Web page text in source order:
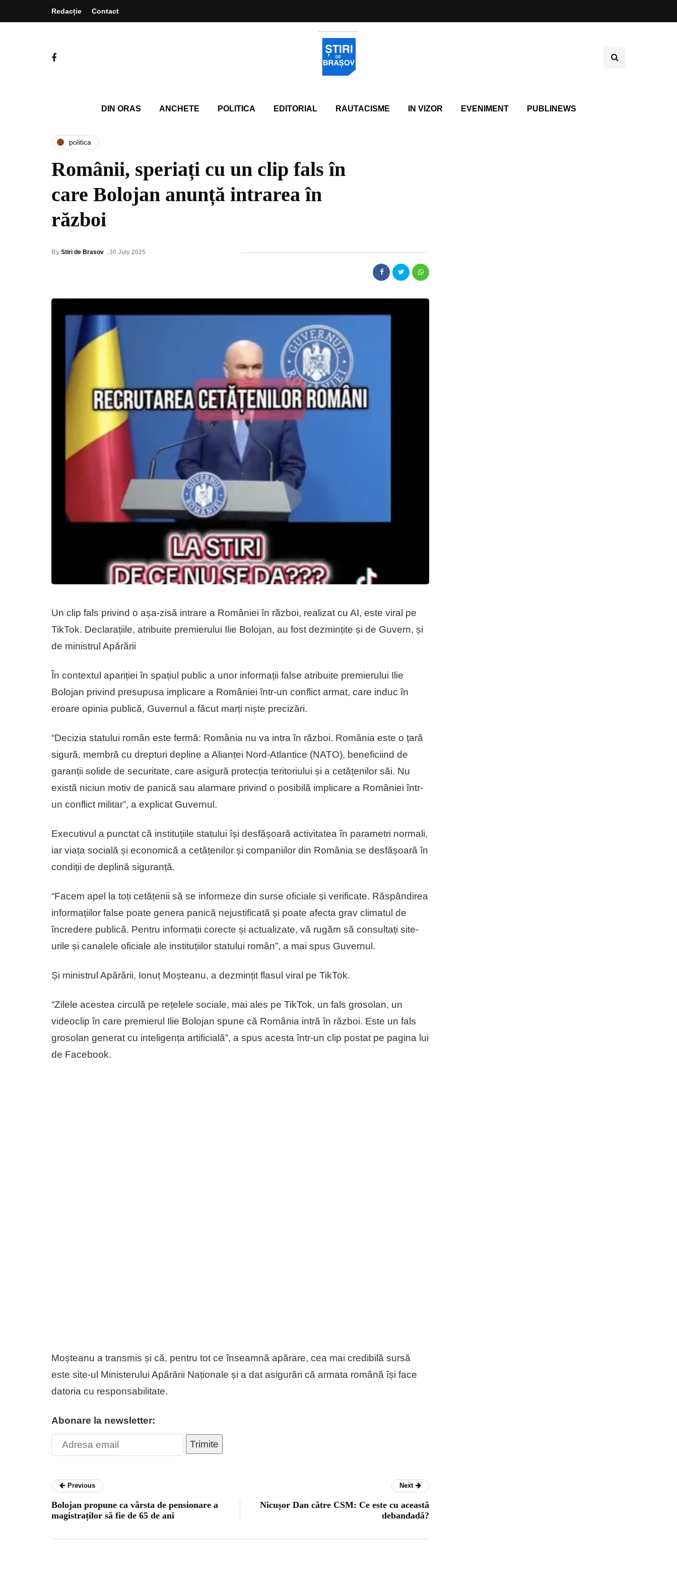
Redacție Contact
DIN ORAS ANCHETE POLITICA EDITORIAL RAUTACISME IN VIZOR EVENIMENT PUBLINEWS
politica
Românii, speriați cu un clip fals în
care Bolojan anunță intrarea în
război
By Stiri de Brasov , 30 July 2025
Un clip fals privind o așa-zisă intrare a României în război, realizat cu AI, este viral pe
TikTok. Declarațiile, atribuite premierului Ilie Bolojan, au fost dezmințite și de Guvern, și
de ministrul Apărării
În contextul apariției în spațiul public a unor informații false atribuite premierului Ilie
Bolojan privind presupusa implicare a României într-un conflict armat, care induc în
eroare opinia publică, Guvernul a făcut marți niște precizări.
“Decizia statului român este fermă: România nu va intra în război. România este o țară
sigură, membră cu drepturi depline a Alianței Nord-Atlantice (NATO), beneficiind de
garanții solide de securitate, care asigură protecția teritoriului și a cetățenilor săi. Nu
există niciun motiv de panică sau alarmare privind o posibilă implicare a României într-
un conflict militar”, a explicat Guvernul.
Executivul a punctat că instituțiile statului își desfășoară activitatea în parametri normali,
iar viața socială și economică a cetățenilor și companiilor din România se desfășoară în
condiții de deplină siguranță.
“Facem apel la toți cetățenii să se informeze din surse oficiale și verificate. Răspândirea
informațiilor false poate genera panică nejustificată și poate afecta grav climatul de
încredere publică. Pentru informații corecte și actualizate, vă rugăm să consultați site-
urile și canalele oficiale ale instituțiilor statului român”, a mai spus Guvernul.
Și ministrul Apărării, Ionuț Moșteanu, a dezmințit flasul viral pe TikTok.
“Zilele acestea circulă pe rețelele sociale, mai ales pe TikTok, un fals grosolan, un
videoclip în care premierul Ilie Bolojan spune că România intră în război. Este un fals
grosolan generat cu inteligența artificială”, a spus acesta într-un clip postat pe pagina lui
de Facebook.
Moșteanu a transmis și că, pentru tot ce înseamnă apărare, cea mai credibilă sursă
este site-ul Ministerului Apărării Naționale și a dat asigurări că armata română își face
datoria cu responsabilitate.
Abonare la newsletter:
Trimite
Previous
Bolojan propune ca vârsta de pensionare a
magistraților să fie de 65 de ani
Next
Nicușor Dan către CSM: Ce este cu această
debandadă?